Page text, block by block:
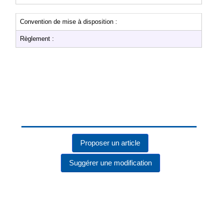
Convention de mise à disposition :
Règlement :
Proposer un article
Suggérer une modification